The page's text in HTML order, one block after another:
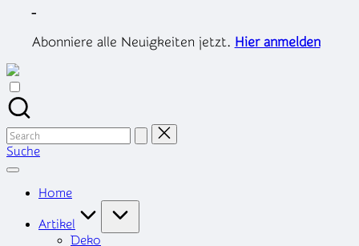
content
-
Abonniere alle Neuigkeiten jetzt. Hier anmelden
Search
for:
Suche
Home
Artikel
Deko